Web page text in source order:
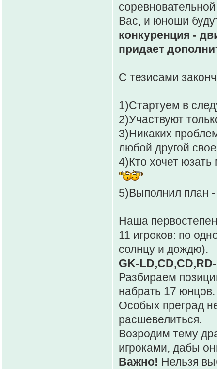
Вас, и юноши
конкуренция -
придает
С тезисами
1)Стартуем в
2)Участвуют
3)Никаких
любой другой
4)Кто хочет юзать
5)Выполнил план
Наша
11 игроков: по
солнцу и дождю).
GK-
Разбираем
набрать 17
Особых преград
расшевелиться.
Возродим тему
игроками, дабы
Важно! Нельзя